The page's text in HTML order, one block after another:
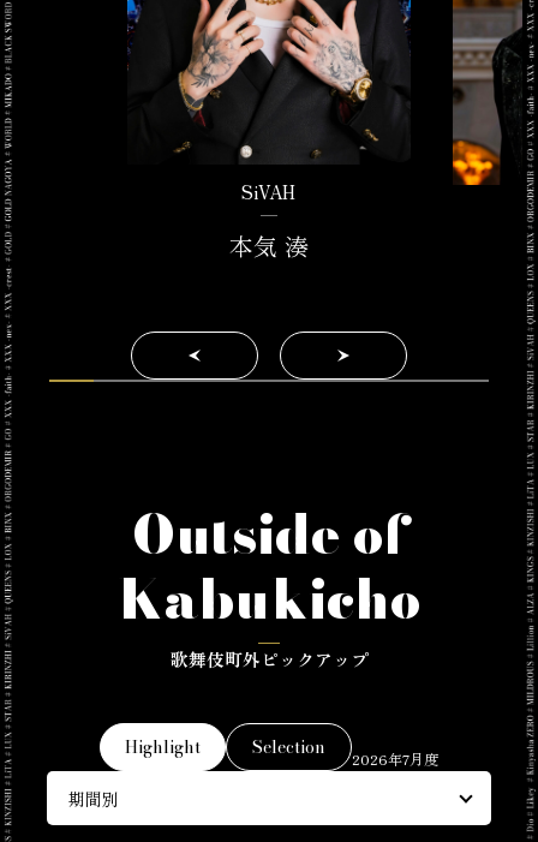
SiVAH
本気 湊
Outside of
Kabukicho
歌舞伎町外ピックアップ
Highlight Selection 2026年7月度